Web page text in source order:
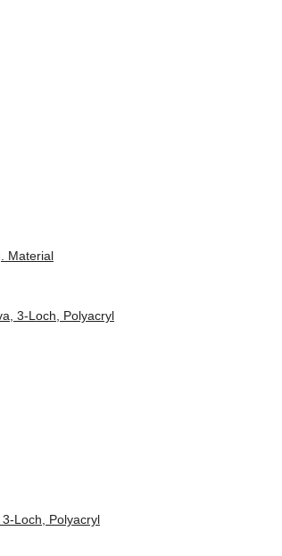
Material
Loch, Polyacryl